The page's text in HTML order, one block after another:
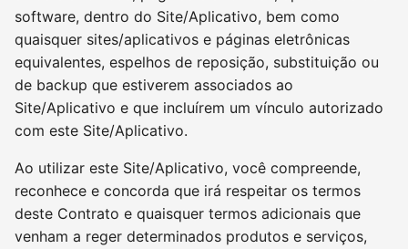
software, dentro do Site/Aplicativo, bem como
quaisquer sites/aplicativos e páginas eletrônicas
equivalentes, espelhos de reposição, substituição ou
de backup que estiverem associados ao
Site/Aplicativo e que incluírem um vínculo autorizado
com este Site/Aplicativo.
Ao utilizar este Site/Aplicativo, você compreende,
reconhece e concorda que irá respeitar os termos
deste Contrato e quaisquer termos adicionais que
venham a reger determinados produtos e serviços,